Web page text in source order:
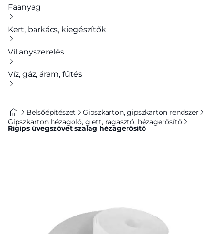
Faanyag
Kert, barkács, kiegészítők
Villanyszerelés
Víz, gáz, áram, fűtés
Belsőépítészet
Gipszkarton, gipszkarton rendszer
Gipszkarton hézagoló, glett, ragasztó, hézagerősítő
Rigips üvegszövet szalag hézagerősítő